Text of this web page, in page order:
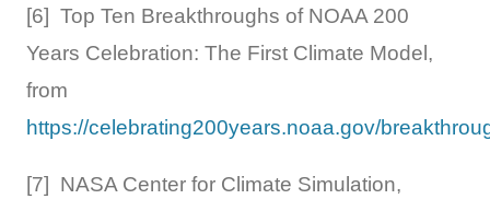
[6] Top Ten Breakthroughs of NOAA 200
Years Celebration: The First Climate Model,
from
https://celebrating200years.noaa.gov/
[7] NASA Center for Climate Simulation,